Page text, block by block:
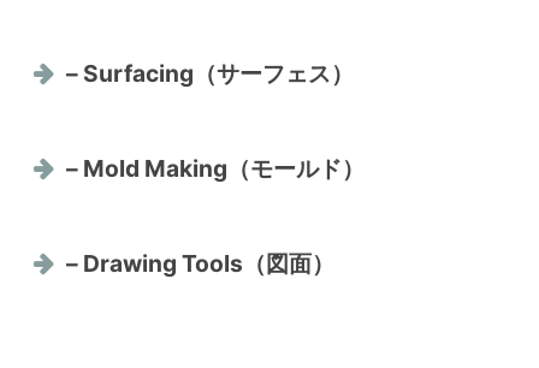
– Surfacing（サーフェス）
– Mold Making（モールド）
– Drawing Tools（図面）